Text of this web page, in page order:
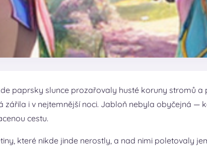
paprsky slunce prozařovaly husté koruny stromů
i v nejtemnější noci. Jabloň nebyla obyčejná
cestu.
které nikde jinde nerostly, a nad nimi poletovaly